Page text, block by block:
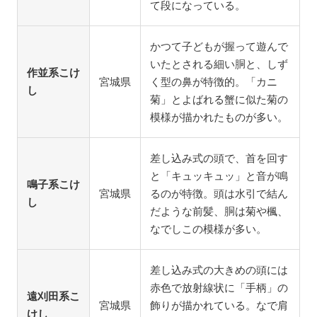
て段になっている。
作並系こけ
し
宮城県
かつて子どもが握って遊んで
いたとされる細い胴と、しず
く型の鼻が特徴的。「カニ
菊」とよばれる蟹に似た菊の
模様が描かれたものが多い。
鳴子系こけ
し
宮城県
差し込み式の頭で、首を回す
と「キュッキュッ」と音が鳴
るのが特徴。頭は水引で結ん
だような前髪、胴は菊や楓、
なでしこの模様が多い。
遠刈田系こ
けし
宮城県
差し込み式の大きめの頭には
赤色で放射線状に「手柄」の
飾りが描かれている。なで肩